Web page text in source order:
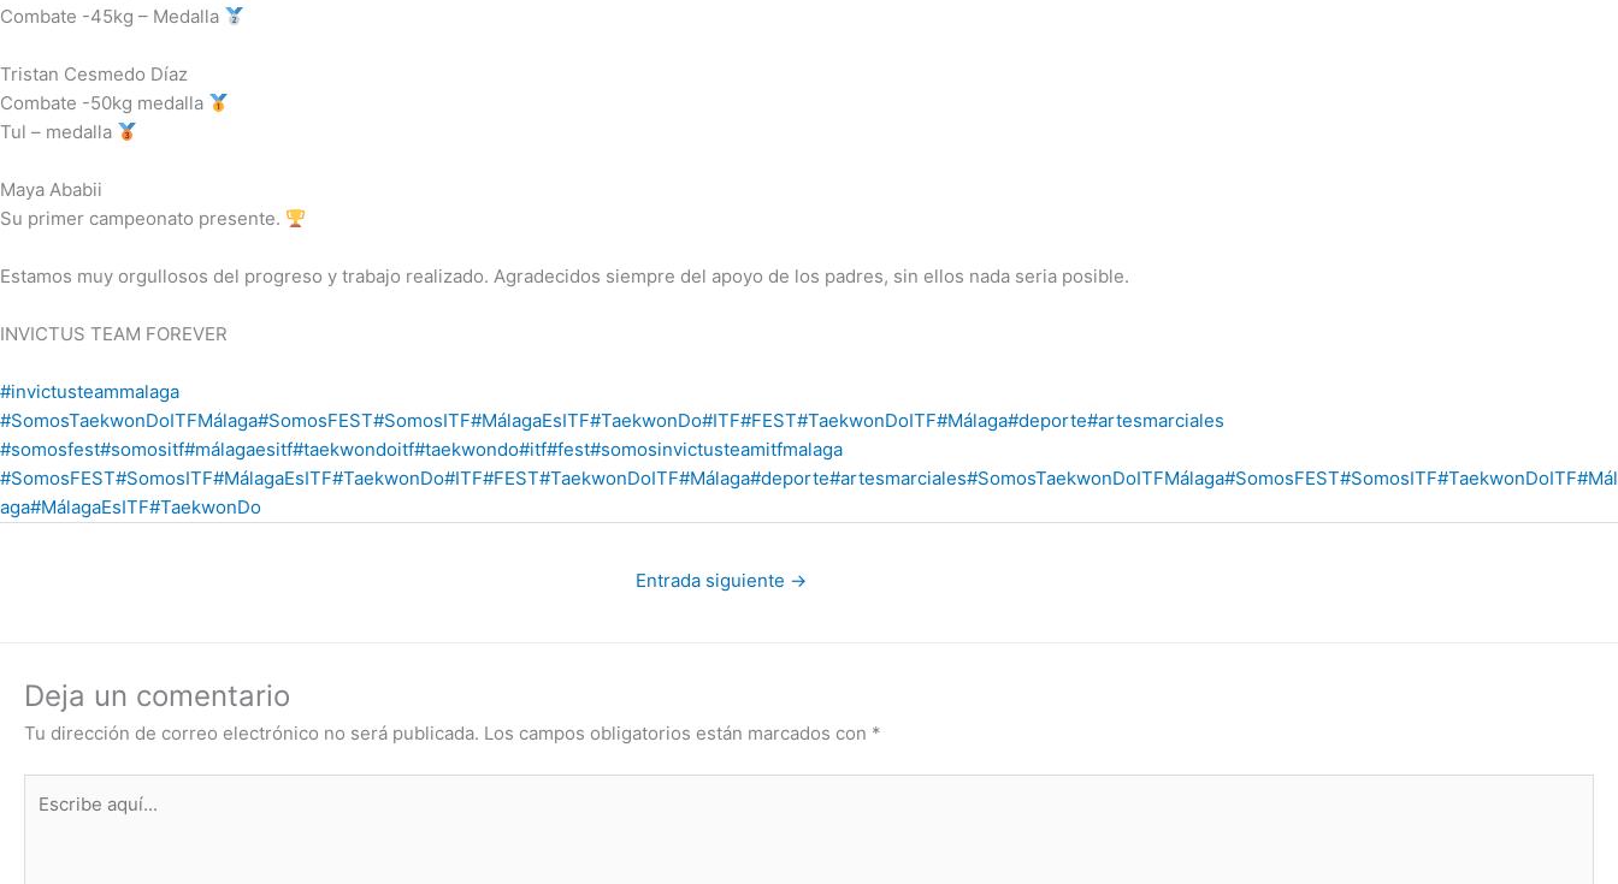
Combate -45kg – Medalla
Tristan Cesmedo Díaz
Combate -50kg medalla
Tul – medalla
Maya Ababii
Su primer campeonato presente.
Estamos muy orgullosos del progreso y trabajo realizado. Agradecidos siempre del apoyo de los padres, sin ellos nada seria posible.
INVICTUS TEAM FOREVER
#invictusteammalaga
#SomosTaekwonDoITFMálaga#SomosFEST#SomosITF#MálagaEsITF#TaekwonDo#ITF#FEST#TaekwonDoITF#Málaga#deporte#artesmarciales
#somosfest#somositf#málagaesitf#taekwondoitf#taekwondo#itf#fest#somosinvictusteamitfmalaga
#SomosFEST#SomosITF#MálagaEsITF#TaekwonDo#ITF#FEST#TaekwonDoITF#Málaga#deporte#artesmarciales#SomosTaekwonDoITFMálaga#SomosFEST#SomosITF#TaekwonDoITF#Mál
aga#MálagaEsITF#TaekwonDo
Entrada siguiente →
Deja un comentario
Tu dirección de correo electrónico no será publicada. Los campos obligatorios están marcados con *
aquí...